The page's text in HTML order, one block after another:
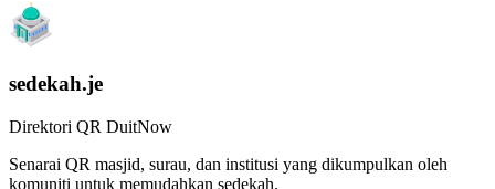
sedekah.je
Direktori QR DuitNow
Senarai QR masjid, surau, dan institusi yang dikumpulkan oleh
komuniti untuk memudahkan sedekah.